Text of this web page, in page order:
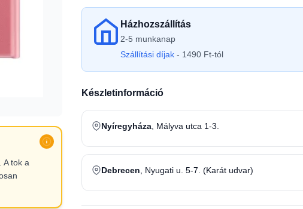
A tok a
Házhozszállítás
2-5 munkanap
Szállítási díjak - 1490 Ft-tól
Készletinformáció
Nyíregyháza , Mályva utca 1-3.
Debrecen , Nyugati u. 5-7. (Karát udvar)